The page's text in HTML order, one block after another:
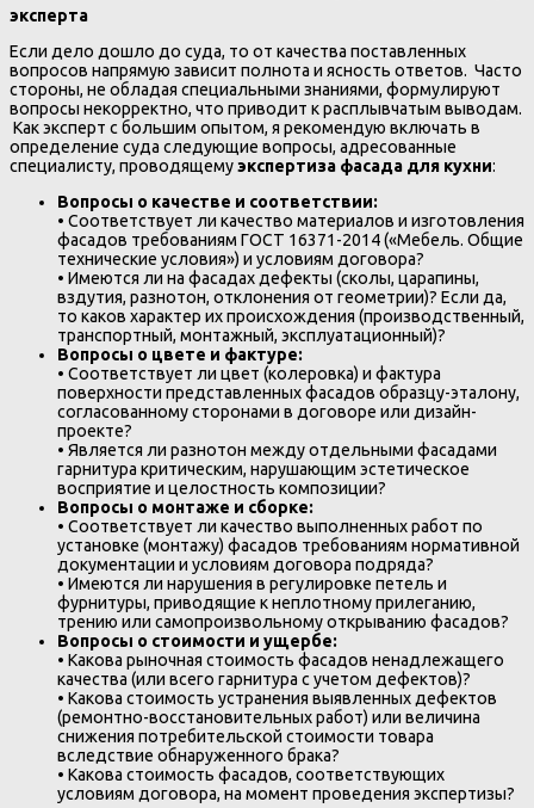
эксперта
Если дело дошло до суда, то от качества поставленных
вопросов напрямую зависит полнота и ясность ответов. Часто
стороны, не обладая специальными знаниями, формулируют
вопросы некорректно, что приводит к расплывчатым выводам.
Как эксперт с большим опытом, я рекомендую включать в
определение суда следующие вопросы, адресованные
специалисту, проводящемуэкспертиза фасада для кухни:
Вопросы о качестве и соответствии:
• Соответствует ли качество материалов и изготовления
фасадов требованиям ГОСТ 16371-2014 («Мебель. Общие
технические условия») и условиям договора?
• Имеются ли на фасадах дефекты (сколы, царапины,
вздутия, разнотон, отклонения от геометрии)? Если да,
то каков характер их происхождения (производственный,
транспортный, монтажный, эксплуатационный)?
Вопросы о цвете и фактуре:
• Соответствует ли цвет (колеровка) и фактура
поверхности представленных фасадов образцу-эталону,
согласованному сторонами в договоре или дизайн-
проекте?
• Является ли разнотон между отдельными фасадами
гарнитура критическим, нарушающим эстетическое
восприятие и целостность композиции?
Вопросы о монтаже и сборке:
• Соответствует ли качество выполненных работ по
установке (монтажу) фасадов требованиям нормативной
документации и условиям договора подряда?
• Имеются ли нарушения в регулировке петель и
фурнитуры, приводящие к неплотному прилеганию,
трению или самопроизвольному открыванию фасадов?
Вопросы о стоимости и ущербе:
• Какова рыночная стоимость фасадов ненадлежащего
качества (или всего гарнитура с учетом дефектов)?
• Какова стоимость устранения выявленных дефектов
(ремонтно-восстановительных работ) или величина
снижения потребительской стоимости товара
вследствие обнаруженного брака?
• Какова стоимость фасадов, соответствующих
условиям договора, на момент проведения экспертизы?